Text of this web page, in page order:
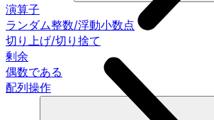
演算子
ランダム整数/浮動小数点
切り上げ/切り捨て
剰余
偶数である
配列操作